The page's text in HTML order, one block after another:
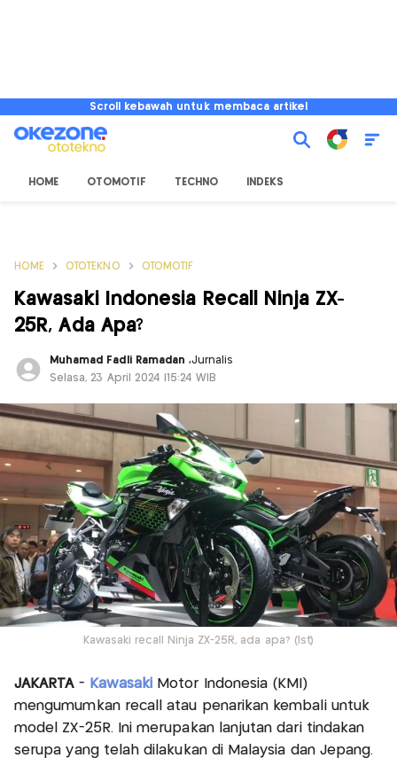
Scroll kebawah untuk membaca artikel
HOME OTOMOTIF TECHNO INDEKS
HOME OTOTEKNO OTOMOTIF
Kawasaki Indonesia Recall Ninja ZX-
25R, Ada Apa?
Muhamad Fadli Ramadan,Jurnalis
Selasa, 23 April 2024 |15:24 WIB
Kawasaki recall Ninja ZX-25R, ada apa? (Ist)
JAKARTA - Kawasaki Motor Indonesia (KMI)
mengumumkan recall atau penarikan kembali untuk
model ZX-25R. Ini merupakan lanjutan dari tindakan
serupa yang telah dilakukan di Malaysia dan Jepang.